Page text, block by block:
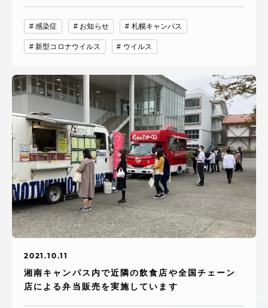
感染症 お知らせ 札幌キャンパス
新型コロナウイルス ウイルス
2021.10.11
湘南キャンパス内で近隣の飲食店や全国チェーン
店による弁当販売を実施しています